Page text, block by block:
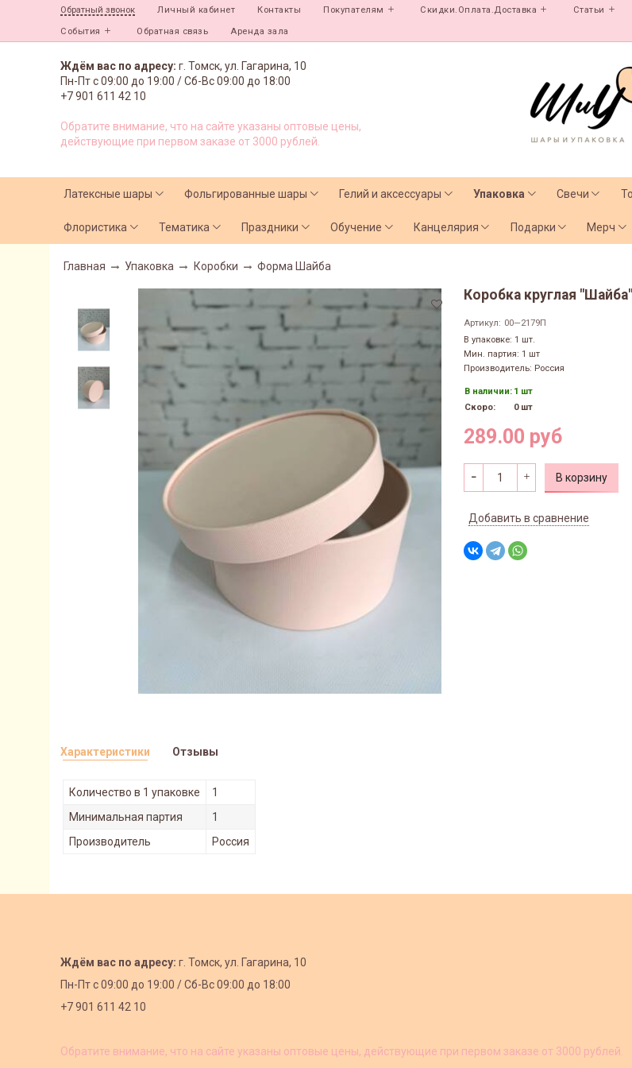
Обратный звонок Личный кабинет Контакты Покупателям Скидки.Оплата.Доставка Статьи
События Обратная связь Аренда зала
Ждём вас по адресу: г. Томск, ул. Гагарина, 10
Пн-Пт с09:00 до 19:00 /Сб-Вс 09:00 до 18:00
+7 901 611 42 10
Обратите внимание, что на сайте указаны оптовые цены,
действующие при первом заказе от 3000 рублей.
Латексные шары Фольгированные шары Гелий и аксессуары Упаковка Свечи
Флористика Тематика Праздники Обучение Канцелярия Подарки Мерч
Главная Упаковка Коробки Форма Шайба
Коробка круглая
Артикул: 00—2179П
В упаковке: 1 шт.
Мин. партия: 1 шт
Производитель: Россия
В наличии: 1 шт
Скоро:
0 шт
289.00 руб
В корзину
Добавить в сравнение
Характеристики
Количество в 1 упаковке
1
Минимальная партия
1
Производитель
Россия
Отзывы
Ждём вас по адресу: г. Томск, ул. Гагарина, 10
Пн-Пт с09:00 до 19:00 /Сб-Вс 09:00 до 18:00
+7 901 611 42 10
Обратите внимание, что на сайте указаны оптовые цены, действующие при первом заказе от 3000 рублей.